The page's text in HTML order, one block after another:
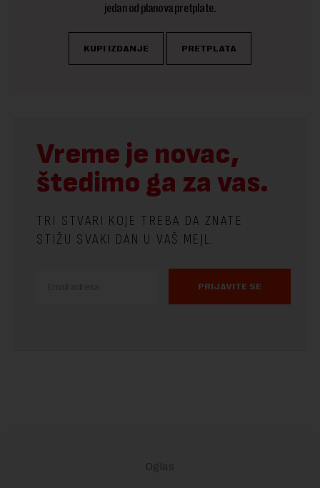
jedan od planova pretplate.
KUPI IZDANJE PRETPLATA
Vreme je novac,
štedimo ga za vas.
TRI STVARI KOJE TREBA DA ZNATE
STIŽU SVAKI DAN U VAŠ MEJL.
PRIJAVITE SE